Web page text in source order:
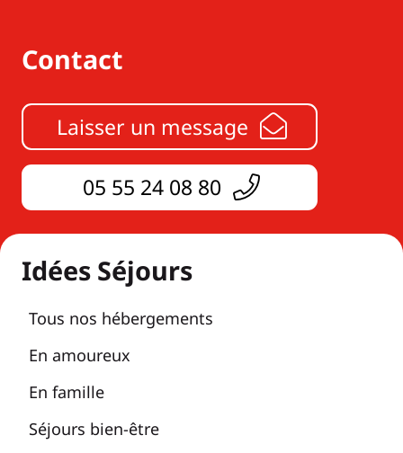
Contact
Laisser un message
05 55 24 08 80
Idées Séjours
Tous nos hébergements
En amoureux
En famille
Séjours bien-être